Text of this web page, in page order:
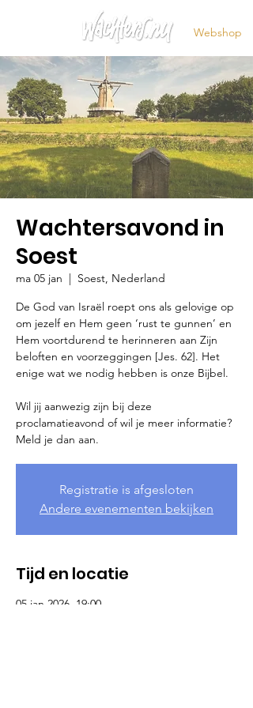
Webshop
Wachtersavond in
Soest
ma 05 jan
  |
Soest, Nederland
De God van Israël roept ons als gelovige op
om jezelf en Hem geen ‘rust te gunnen’ en
Hem voortdurend te herinneren aan Zijn
beloften en voorzeggingen [Jes. 62]. Het
enige wat we nodig hebben is onze Bijbel.
Wil jij aanwezig zijn bij deze
proclamatieavond of wil je meer informatie?
Meld je dan aan.
Registratie is afgesloten
Andere evenementen bekijken
Tijd en locatie
05 jan 2026, 19:00